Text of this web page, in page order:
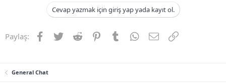
Cevap yazmak için giriş yap yada kayıt ol.
Paylaş: Facebook
TwitterReddit PinterestTumblrWhatsApp
E-postaLink
General Chat